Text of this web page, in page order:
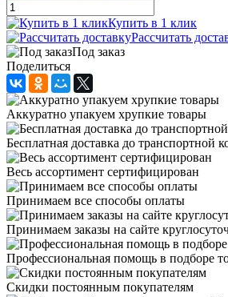
Купить в 1 клик
Рассчитать
Под заказ
Поделиться
Аккуратно упакуем хрупкие товары
Бесплатная доставка до транспортной
Весь ассортимент сертифицирован
Принимаем все способы оплаты
Принимаем заказы на сайте
Профессиональная помощь в подборе
Скидки постоянным покупателям